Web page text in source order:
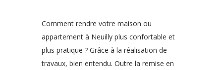
Comment rendre votre maison ou
appartement à Neuilly plus confortable et
plus pratique ? Grâce à la réalisation de
travaux, bien entendu. Outre la remise en